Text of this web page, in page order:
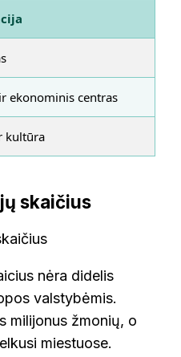
ekonominis centras
kultūra
skaičius
nėra didelis
valstybėmis.
milijonus žmonių, o
miestuose.